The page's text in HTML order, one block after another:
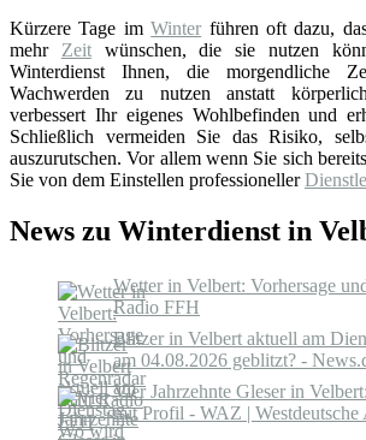
Kürzere Tage imWinter führen oft dazu,
mehr Zeitwünschen, die sie nutzen
Winterdienst Ihnen, die morgendliche
Wachwerden zu nutzen anstatt
verbessert Ihr eigenes Wohlbefinden und
Schließlich vermeiden Sie das Risiko,
auszurutschen. Vor allem wenn Sie sich
Sie von dem Einstellen professioneller
News zu Winterdienst in
Wetter in Velbert: Vorhersage
Radio FFH
Blitzer in Velbert aktuell am
am 04.08.2026 geblitzt? -
Vier Jahrzehnte Gleser in
mit Profil - WAZ | Westdeutsche